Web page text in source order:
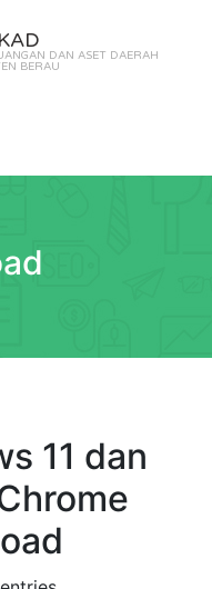
DAN ASET DAERAH
BERAU
11 dan